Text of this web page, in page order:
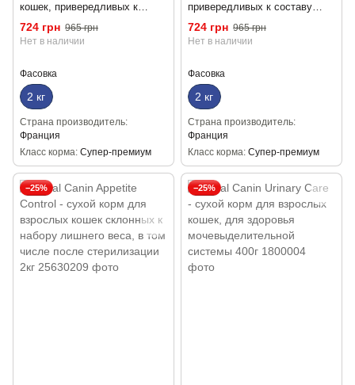
кошек, привередливых к
аромату корма 2кг
724 грн 965 грн
Нет в наличии
Фасовка
2 кг
Страна производитель
Франция
Класс корма Супер-премиум
привередливых к составу
корма 2к
724 грн 965 грн
Нет в наличии
Фасовка
2 кг
Страна производитель
Франция
Класс корма Супер-премиум
−25% −25%